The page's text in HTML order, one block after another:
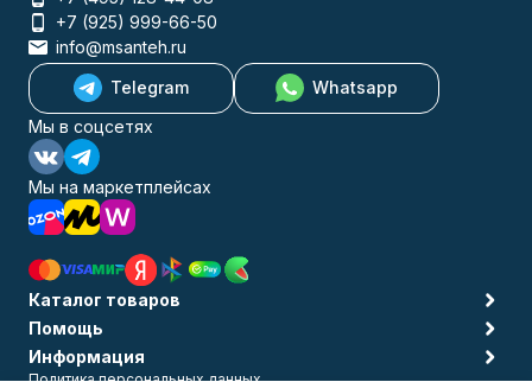
+7 (925) 999-66-50
info@msanteh.ru
Telegram
Whatsapp
Мы в соцсетях
Мы на маркетплейсах
Каталог товаров
Помощь
Информация